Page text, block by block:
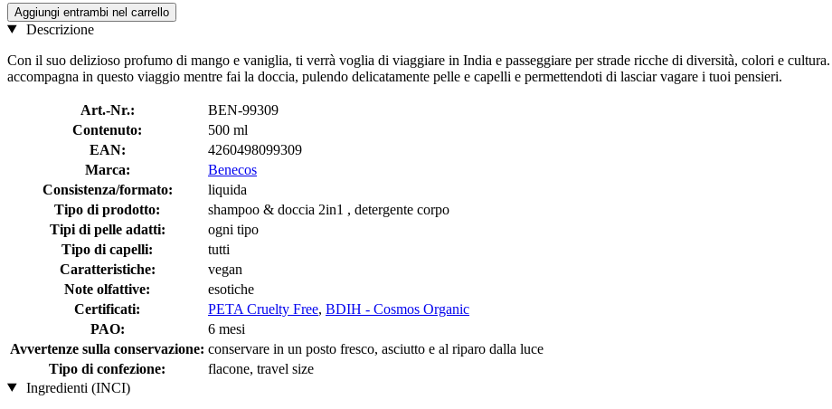
Aggiungi entrambi nel carrello
Descrizione
Con il suo delizioso profumo di mango e vaniglia, ti verrà voglia di viaggiare in India e passeggiare per strade ricche di diversità, colori e
accompagna in questo viaggio mentre fai la doccia, pulendo delicatamente pelle e capelli e permettendoti di lasciar vagare i tuoi pensieri.
Art.-Nr.:
BEN-99309
Contenuto:
500 ml
EAN:
4260498099309
Marca:
Benecos
Consistenza/formato:
liquida
Tipo di prodotto:
shampoo & doccia 2in1 , detergente corpo
Tipi di pelle adatti:
ogni tipo
Tipo di capelli:
tutti
Caratteristiche:
vegan
Note olfattive:
esotiche
Certificati:
PETA Cruelty Free, BDIH - Cosmos Organic
PAO:
6 mesi
Avvertenze sulla conservazione: conservare in un posto fresco, asciutto e al riparo dalla luce
Tipo di confezione:
flacone, travel size
Ingredienti (INCI)